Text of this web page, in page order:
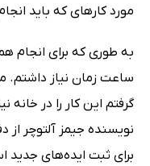
مورد کارهای که باید
ساعت زمان نیاز داشتم.
گرفتم این کار را در خانه
نویسنده جیمز آلتوچر
برای ثبت ایده‌های جدید